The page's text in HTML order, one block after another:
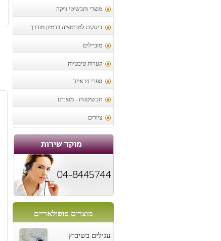
מוצרי ותכשיטי וויקה
דיסקים למדיטציה בדמיון מודרך
מוביילים
קערות טיבטיות
ספרי ניו אייג'
תכשיטנות - מוצרים
ציורים
מוצרים פופולאריים
עגילים בשיבוץ